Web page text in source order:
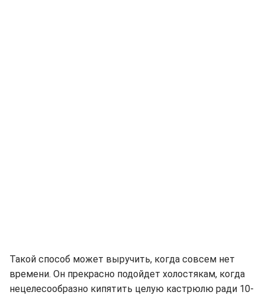
Такой способ может выручить, когда совсем нет
времени. Он прекрасно подойдет холостякам, когда
нецелесообразно кипятить целую кастрюлю ради 10-